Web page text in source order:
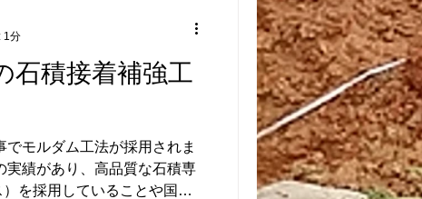
石積接着補強工
モルダム工法が採用されま
実績があり、高品質な石積専
を採用していることや国土
1分